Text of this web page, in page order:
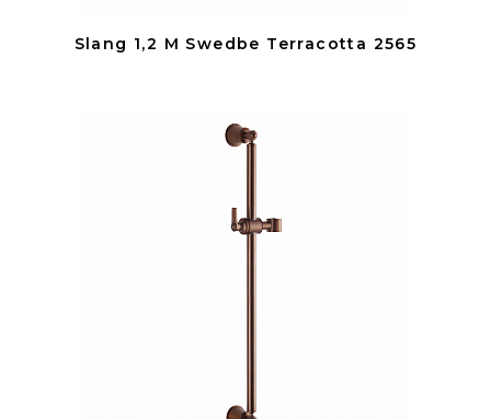
Slang 1,2 M Swedbe Terracotta 2565